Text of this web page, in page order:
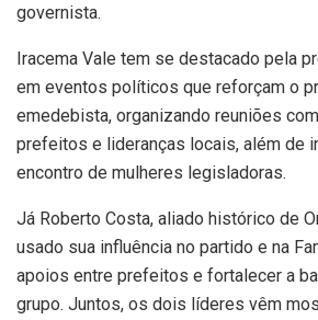
governista.
Iracema Vale tem se destacado pela
em eventos políticos que reforçam o
emedebista, organizando reuniões
prefeitos e lideranças locais, além de
encontro de mulheres legisladoras.
Já Roberto Costa, aliado histórico de
usado sua influência no partido e na
apoios entre prefeitos e fortalecer a
grupo. Juntos, os dois líderes vêm